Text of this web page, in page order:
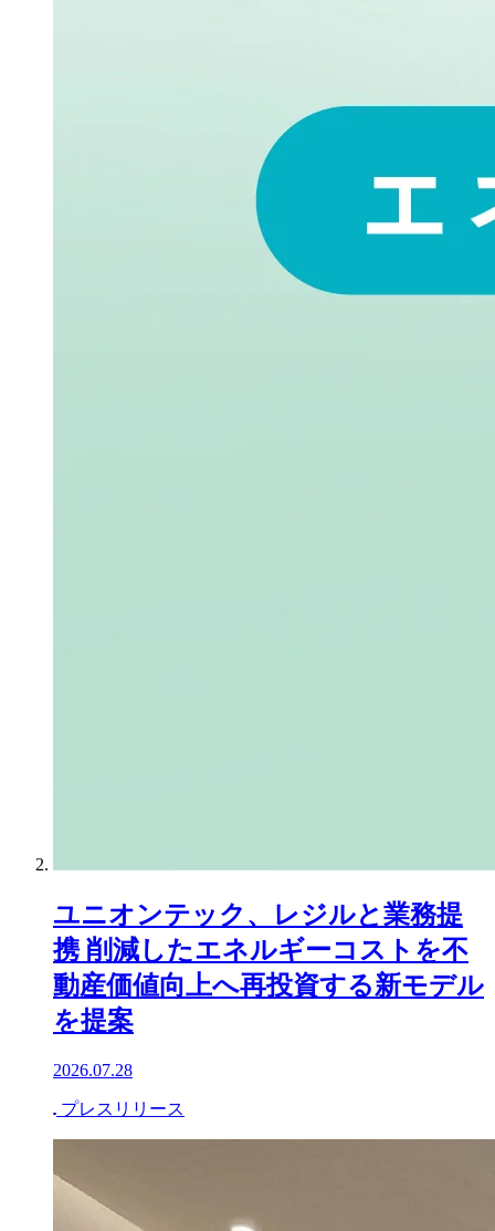
ユニオンテック、レジルと業務提
携 削減したエネルギーコストを不
動産価値向上へ再投資する新モデル
を提案